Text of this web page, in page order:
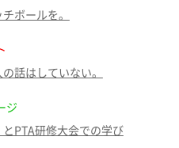
ボールを。
話はしていない。
ジ
PTA研修大会での学び